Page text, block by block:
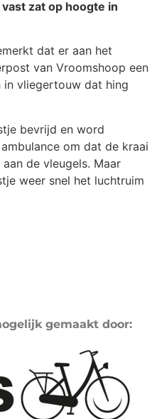
zat op hoogte in
dat er aan het
van Vroomshoop een
in vliegertouw dat hing
bevrijd en word
om dat de kraai
de vleugels. Maar
weer snel het luchtruim
gemaakt door: